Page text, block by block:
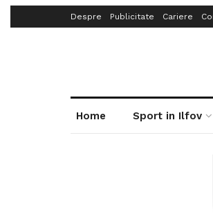
Despre Publicitate Cariere
Home Sport in Ilfov